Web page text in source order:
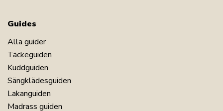
Guides
Alla guider
Täckeguiden
Kuddguiden
Sängklädesguiden
Lakanguiden
Madrass guiden